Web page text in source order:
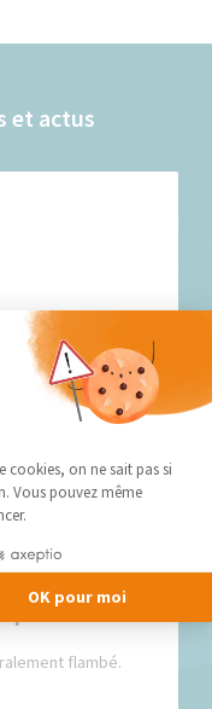
et actus
avantages et
flambé.
cookies, on ne sait pas si
Vous pouvez même
OK pour moi